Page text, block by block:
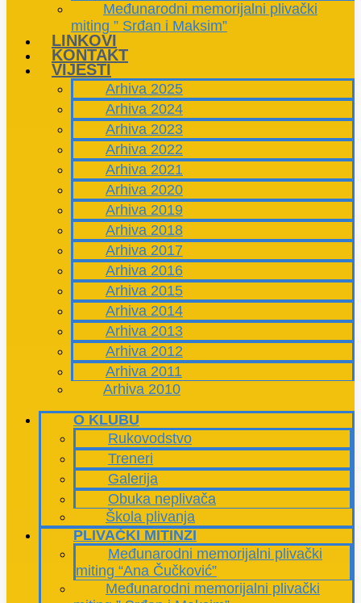
Međunarodni memorijalni plivački
miting ” Srđan i Maksim”
LINKOVI
KONTAKT
VIJESTI
Arhiva 2025
Arhiva 2024
Arhiva 2023
Arhiva 2022
Arhiva 2021
Arhiva 2020
Arhiva 2019
Arhiva 2018
Arhiva 2017
Arhiva 2016
Arhiva 2015
Arhiva 2014
Arhiva 2013
Arhiva 2012
Arhiva 2011
Arhiva 2010
O KLUBU
Rukovodstvo
Treneri
Galerija
Obuka neplivača
Škola plivanja
PLIVAČKI MITINZI
Međunarodni memorijalni plivački
miting “Ana Čučković”
Međunarodni memorijalni plivački